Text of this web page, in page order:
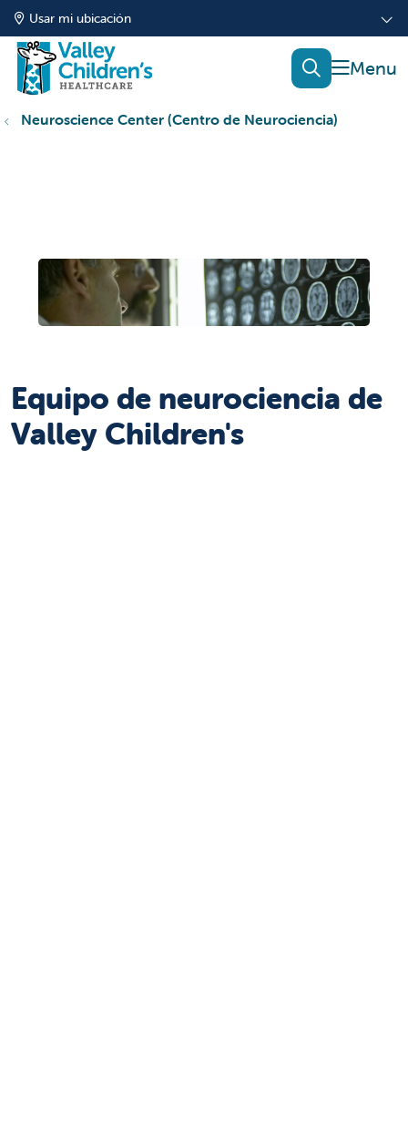
Usar mi ubicación
mostrar
buscar
Neuroscience Center (Centro de Neurociencia)
Equipo de neurociencia de
Valley Children's​​​​​​​